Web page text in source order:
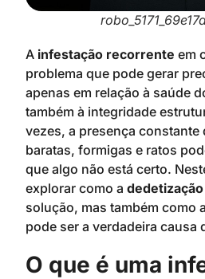
A infestação recorrente em
problema que pode gerar
apenas em relação à saúde
também à integridade
vezes, a presença constante
baratas, formigas e ratos
que algo não está certo.
explorar como a dedetização
solução, mas também como a
pode ser a verdadeira causa
O que é uma